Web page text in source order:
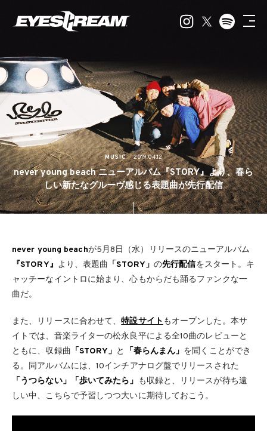
MUSIC 2019.04.12
never young beach ニューアルバム『STORY』より、春ら
しい新たなグルーヴ感じる表題曲が先行配信
never young beachが5月8日（水）リリースのニューアルバム
『STORY』 より、表題曲 「STORY」の先行配信をスタート。キ
ャッチーなイントロに始まり、心もからだも踊るファンクな一
曲だ。
また、リリースに合わせて、特設サイト もオープンした。本サ
イトでは、音楽ライターの松永良平による全10曲のレビューと
ともに、収録曲 「STORY」 と 「春らんまん」 を聞くことができ
る。同アルバムには、10インチアナログ盤でリリースされた
「うつらない」「歩いてみたら」 も収録と、リリースが待ち遠
しい中、こちらで予習しつつ大いに期待しておこう。